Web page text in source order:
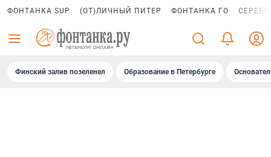
ФОНТАНКА SUP (ОТ)ЛИЧНЫЙ ПИТЕР ФОНТАНКА ГО
Финский залив позеленел Образование в Петербурге